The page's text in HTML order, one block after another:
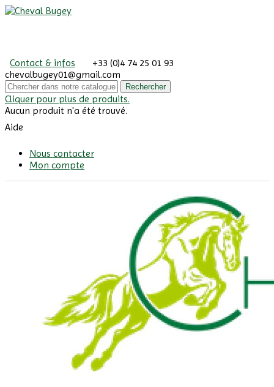
Contact & infos
+33 (0)4 74 25 01 93
chevalbugey01@gmail.com
Rechercher
Cliquer pour plus de produits.
Aucun produit n'a été trouvé.
Aide
Nous contacter
Mon compte